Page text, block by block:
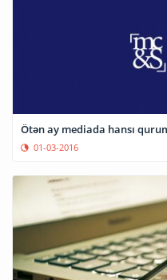
01-03-2016